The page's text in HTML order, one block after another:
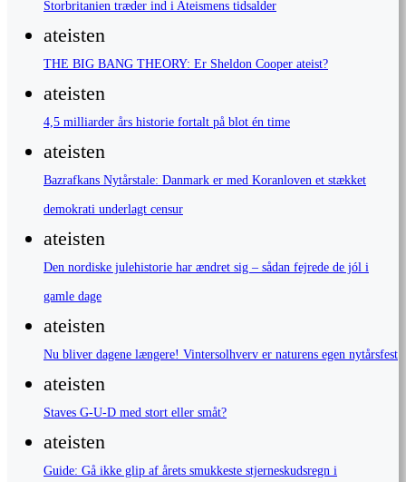
Storbritanien træder ind i Ateismens tidsalder
ateisten
THE BIG BANG THEORY: Er Sheldon Cooper ateist?
ateisten
4,5 milliarder års historie fortalt på blot én time
ateisten
Bazrafkans Nytårstale: Danmark er med Koranloven et stækket
demokrati underlagt censur
ateisten
Den nordiske julehistorie har ændret sig – sådan fejrede de jól i
gamle dage
ateisten
Nu bliver dagene længere! Vintersolhverv er naturens egen nytårsfest
ateisten
Staves G-U-D med stort eller småt?
ateisten
Guide: Gå ikke glip af årets smukkeste stjerneskudsregn i